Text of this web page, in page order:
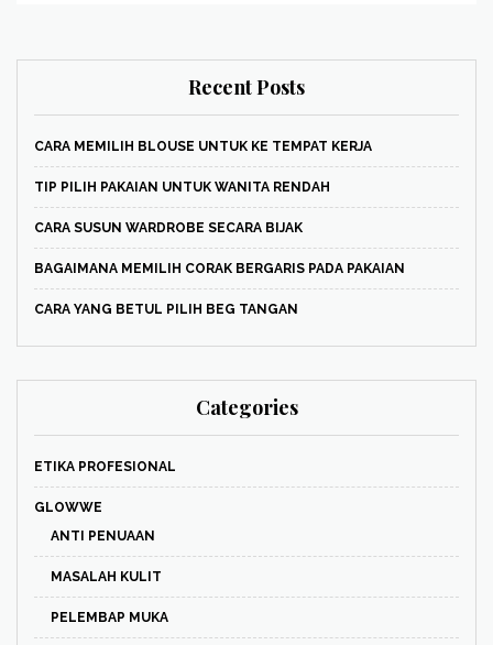
Recent Posts
CARA MEMILIH BLOUSE UNTUK KE TEMPAT KERJA
TIP PILIH PAKAIAN UNTUK WANITA RENDAH
CARA SUSUN WARDROBE SECARA BIJAK
BAGAIMANA MEMILIH CORAK BERGARIS PADA PAKAIAN
CARA YANG BETUL PILIH BEG TANGAN
Categories
ETIKA PROFESIONAL
GLOWWE
ANTI PENUAAN
MASALAH KULIT
PELEMBAP MUKA